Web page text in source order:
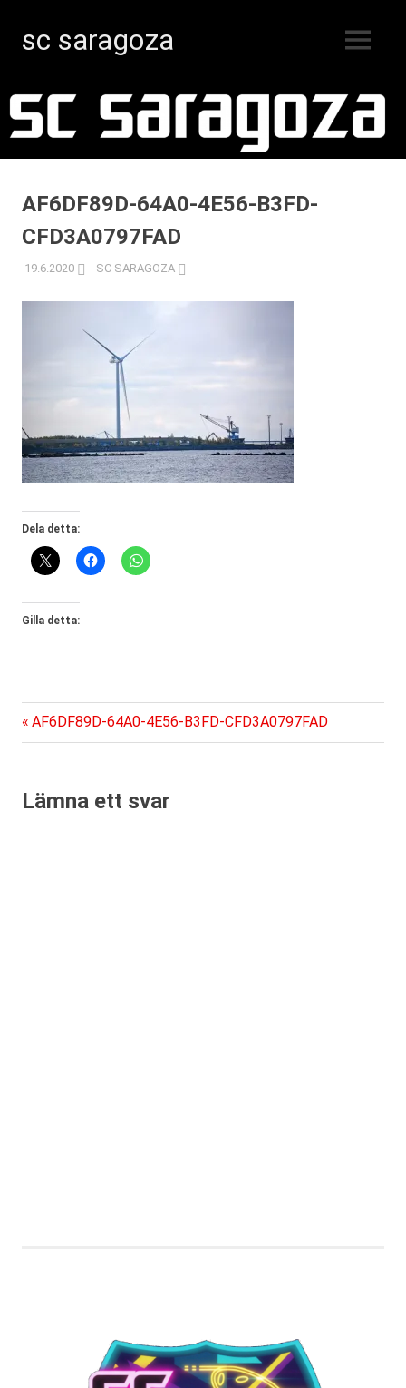
innehåll
sc saragoza
Kristinestad
sedan
MENY
AF6DF89D-64A0-4E56-B3FD-
CFD3A0797FAD
19.6.2020 SC SARAGOZA
Dela detta:
Gilla detta:
Inläggsnavigering
Föregående
inlägg:
AF6DF89D-64A0-4E56-B3FD-CFD3A0797FAD
Lämna ett svar